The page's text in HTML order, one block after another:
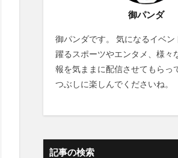
御パンダ
御パンダです。 気になるイベ
躍るスポーツやエンタメ、様々
報を気ままに配信させてもらっ
つぶしに楽しんでくださいね。
記事の検索